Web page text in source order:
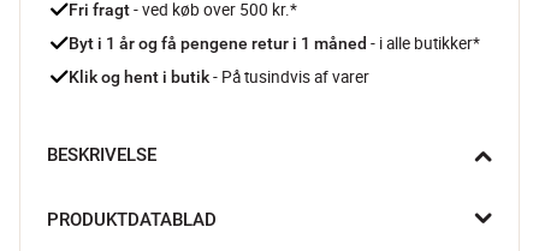
Fri fragt - ved køb over 500 kr.*
Byt i 1 år og få pengene retur i 1 måned - i alle butikker*
Klik og hent i butik - På tusindvis af varer
BESKRIVELSE
og blomsterpoesi. De fine, tørrede engblomster ligger spredt
PRODUKTDATABLAD